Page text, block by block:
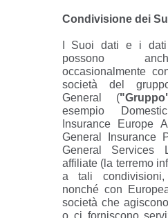
Condivisione dei
I Suoi dati e i
possono
occasionalmente
società del
General (
esempio
Insurance Europe
General Insurance
General Services
affiliate (la terremo
a tali condivisioni,
nonché con
società che